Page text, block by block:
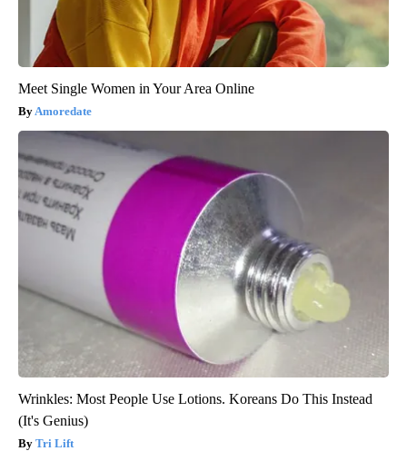
Meet Single Women in Your Area Online
Amoredate
Wrinkles: Most People Use Lotions. Koreans Do This Instead
(It's Genius)
Tri Lift